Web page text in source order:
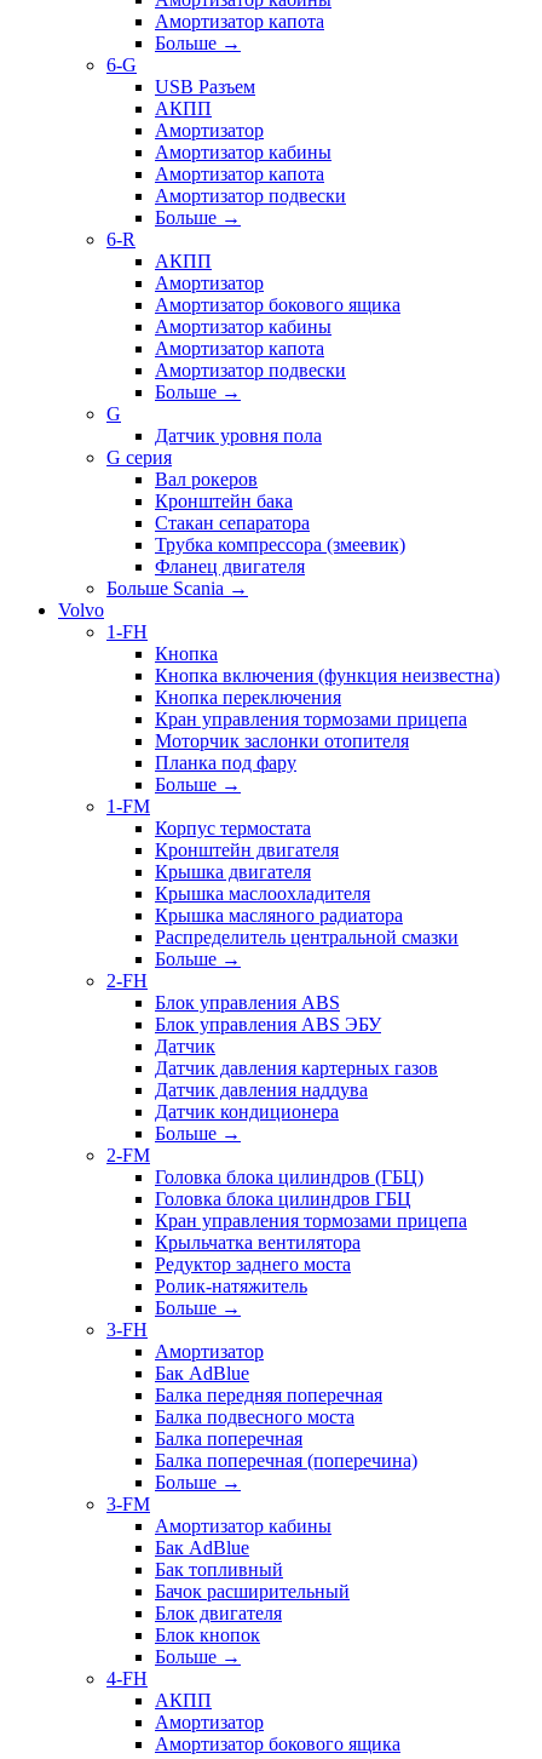
Амортизатор капота
Больше →
6-G
USB Разъем
АКПП
Амортизатор
Амортизатор кабины
Амортизатор капота
Амортизатор подвески
Больше →
6-R
АКПП
Амортизатор
Амортизатор бокового ящика
Амортизатор кабины
Амортизатор капота
Амортизатор подвески
Больше →
G
Датчик уровня пола
G серия
Вал рокеров
Кронштейн бака
Стакан сепаратора
Трубка компрессора (змеевик)
Фланец двигателя
Больше Scania →
Volvo
1-FH
Кнопка
Кнопка включения (функция неизвестна)
Кнопка переключения
Кран управления тормозами прицепа
Моторчик заслонки отопителя
Планка под фару
Больше →
1-FM
Корпус термостата
Кронштейн двигателя
Крышка двигателя
Крышка маслоохладителя
Крышка масляного радиатора
Распределитель центральной смазки
Больше →
2-FH
Блок управления ABS
Блок управления ABS ЭБУ
Датчик
Датчик давления картерных газов
Датчик давления наддува
Датчик кондиционера
Больше →
2-FM
Головка блока цилиндров (ГБЦ)
Головка блока цилиндров ГБЦ
Кран управления тормозами прицепа
Крыльчатка вентилятора
Редуктор заднего моста
Ролик-натяжитель
Больше →
3-FH
Амортизатор
Бак AdBlue
Балка передняя поперечная
Балка подвесного моста
Балка поперечная
Балка поперечная (поперечина)
Больше →
3-FM
Амортизатор кабины
Бак AdBlue
Бак топливный
Бачок расширительный
Блок двигателя
Блок кнопок
Больше →
4-FH
АКПП
Амортизатор
Амортизатор бокового ящика